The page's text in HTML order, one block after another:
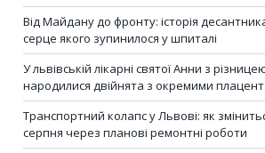
Від Майдану до фронту: історія
серце якого зупинилося у шпиталі
У львівській лікарні святої Анни з
народилися двійнята з окремими
Транспортний колапс у Львові: як
серпня через планові ремонтні роботи